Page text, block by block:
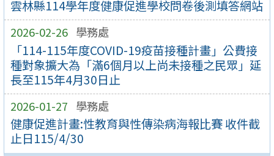
雲林縣114學年度健康促進學校問卷後測填答網站
2026-02-26 學務處
「114-115年度COVID-19疫苗接種計畫」公費接
種對象擴大為「滿6個月以上尚未接種之民眾」延
長至115年4月30日止
2026-01-27 學務處
健康促進計畫:性教育與性傳染病海報比賽 收件截
止日115/4/30